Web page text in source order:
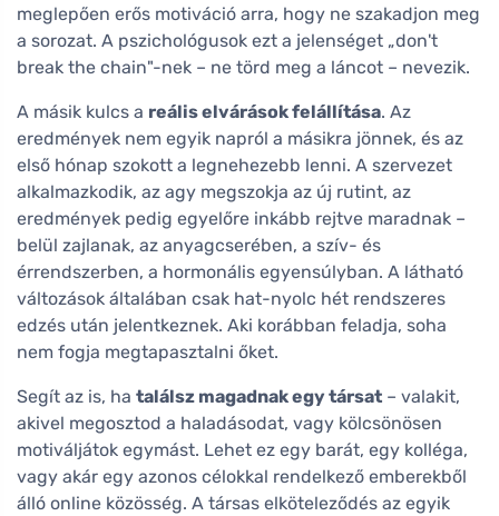
meglepően erős motiváció arra, hogy ne szakadjon meg
a sorozat. A pszichológusok ezt a jelenséget „don't
break the chain"-nek – ne törd meg a láncot – nevezik.
A másik kulcs a reális elvárások felállítása. Az
eredmények nem egyik napról a másikra jönnek, és az
első hónap szokott a legnehezebb lenni. A szervezet
alkalmazkodik, az agy megszokja az új rutint, az
eredmények pedig egyelőre inkább rejtve maradnak –
belül zajlanak, az anyagcserében, a szív- és
érrendszerben, a hormonális egyensúlyban. A látható
változások általában csak hat-nyolc hét rendszeres
edzés után jelentkeznek. Aki korábban feladja, soha
nem fogja megtapasztalni őket.
Segít az is, ha találsz magadnak egy társat – valakit,
akivel megosztod a haladásodat, vagy kölcsönösen
motiváljátok egymást. Lehet ez egy barát, egy kolléga,
vagy akár egy azonos célokkal rendelkező emberekből
álló online közösség. A társas elköteleződés az egyik